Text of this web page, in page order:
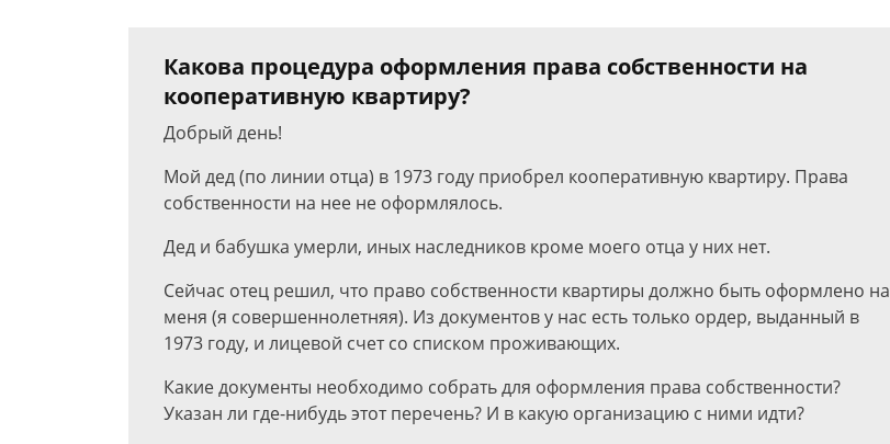
Какова процедура оформления права собственности на
кооперативную квартиру?
Добрый день!
Мой дед (по линии отца) в 1973 году приобрел кооперативную квартиру. Права
собственности на нее не оформлялось.
Дед и бабушка умерли, иных наследников кроме моего отца у них нет.
Сейчас отец решил, что право собственности квартиры должно быть оформлено на
меня (я совершеннолетняя). Из документов у нас есть только ордер, выданный в
1973 году, и лицевой счет со списком проживающих.
Какие документы необходимо собрать для оформления права собственности?
Указан ли где-нибудь этот перечень? И в какую организацию с ними идти?